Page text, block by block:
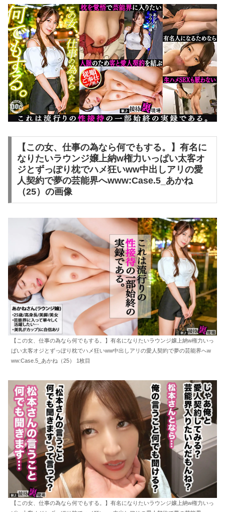
【この女、仕事の為なら何でもする。】有名に
なりたいラウンジ嬢上納w権力いっぱい太客オ
ジとずっぽり枕でハメ狂いww中出しアリの愛
人契約で夢の芸能界へwww:Case.5_あかね
（25）の画像
【この女、仕事の為なら何でもする。】有名になりたいラウンジ嬢上納w権力いっ
ぱい太客オジとずっぽり枕でハメ狂いww中出しアリの愛人契約で夢の芸能界へw
ww:Case.5_あかね（25） 1枚目
【この女、仕事の為なら何でもする。】有名になりたいラウンジ嬢上納w権力いっ